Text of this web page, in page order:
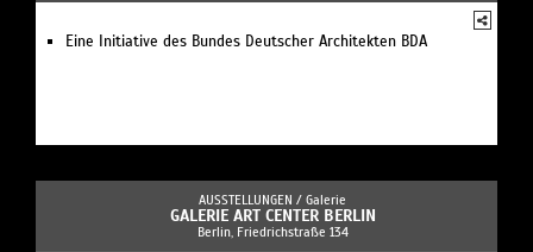
Eine Initiative des Bundes Deutscher Architekten BDA
AUSSTELLUNGEN / Galerie
GALERIE ART CENTER BERLIN
Berlin, Friedrichstraße 134